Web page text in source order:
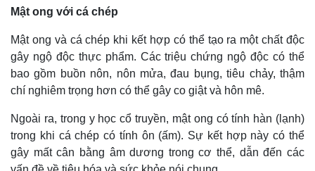
Quan sát
Cuộc sống đó đây
Hồ sơ
E-Magazine
Infographic
Mật ong với cá chép
Mật ong và cá chép khi kết hợp có thể tạo ra một chất độc
gây ngộ độc thực phẩm. Các triệu chứng ngộ độc có thể
bao gồm buồn nôn, nôn mửa, đau bụng, tiêu chảy, thậm
chí nghiêm trọng hơn có thể gây co giật và hôn mê.
Ngoài ra, trong y học cổ truyền, mật ong có tính hàn (lạnh)
trong khi cá chép có tính ôn (ấm). Sự kết hợp này có thể
gây mất cân bằng âm dương trong cơ thể, dẫn đến các